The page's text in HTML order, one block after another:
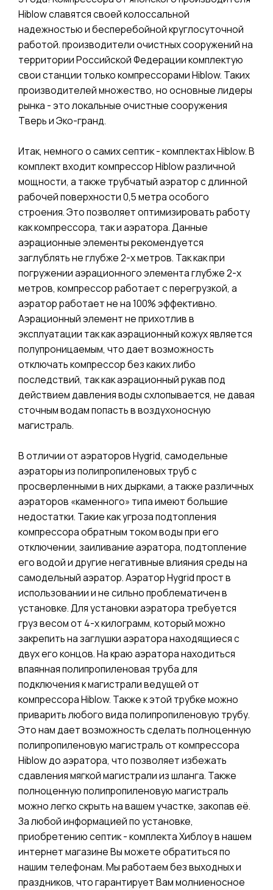
Hiblow славятся своей колоссальной
надежностью и бесперебойной круглосуточной
работой. производители очистных сооружений на
территории Российской Федерации комплектую
свои станции только компрессорами Hiblow. Таких
производителей множество, но основные лидеры
рынка - это локальные очистные сооружения
Тверь и Эко-гранд.
Итак, немного о самих септик - комплектах Hiblow. В
комплект входит компрессор Hiblow различной
мощности, а также трубчатый аэратор с длинной
рабочей поверхности 0,5 метра особого
строения. Это позволяет оптимизировать работу
как компрессора, так и аэратора. Данные
аэрационные элементы рекомендуется
заглублять не глубже 2-х метров. Так как при
погружении аэрационного элемента глубже 2-х
метров, компрессор работает с перегрузкой, а
аэратор работает не на 100% эффективно.
Аэрационный элемент не прихотлив в
эксплуатации так как аэрационный кожух является
полупроницаемым, что дает возможность
отключать компрессор без каких либо
последствий, так как аэрационный рукав под
действием давления воды схлопывается, не давая
сточным водам попасть в воздухоносную
магистраль.
В отличии от аэраторов Hygrid, самодельные
аэраторы из полипропиленовых труб с
просверленными в них дырками, а также различных
аэраторов «каменного» типа имеют большие
недостатки. Такие как угроза подтопления
компрессора обратным током воды при его
отключении, заиливание аэратора, подтопление
его водой и другие негативные влияния среды на
самодельный аэратор. Аэратор Hygrid прост в
использовании и не сильно проблематичен в
установке. Для установки аэратора требуется
груз весом от 4-х килограмм, который можно
закрепить на заглушки аэратора находящиеся с
двух его концов. На краю аэратора находиться
впаянная полипропиленовая труба для
подключения к магистрали ведущей от
компрессора Hiblow. Также к этой трубке можно
приварить любого вида полипропиленовую трубу.
Это нам дает возможность сделать полноценную
полипропиленовую магистраль от компрессора
Hiblow до аэратора, что позволяет избежать
сдавления мягкой магистрали из шланга. Также
полноценную полипропиленовую магистраль
можно легко скрыть на вашем участке, закопав её.
За любой информацией по установке,
приобретению септик - комплекта Хиблоу в нашем
интернет магазине Вы можете обратиться по
нашим телефонам. Мы работаем без выходных и
праздников, что гарантирует Вам молниеносное